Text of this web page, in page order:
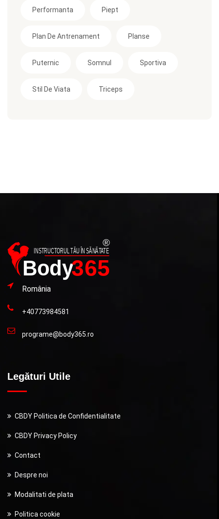
Performanta Piept
Plan De Antrenament Planse
Puternic Somnul Sportiva
Stil De Viata Triceps
România
+40773984581
programe@body365.ro
Legături Utile
CBDY Politica de Confidentialitate
CBDY Privacy Policy
Contact
Despre noi
Modalitati de plata
Politica cookie